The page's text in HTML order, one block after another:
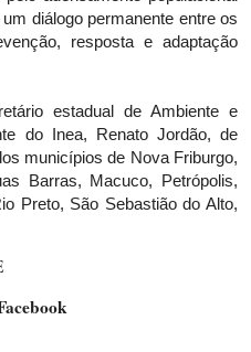
diálogo permanente entre os
resposta e adaptação
estadual de Ambiente e
do Inea, Renato Jordão, de
municípios de Nova Friburgo,
Barras, Macuco, Petrópolis,
Preto, São Sebastião do Alto,